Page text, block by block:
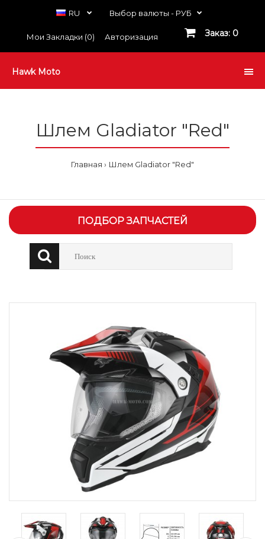
RU Выбор валюты - РУБ
Мои Закладки (0) Авторизация Заказ: 0
Hawk Moto
Шлем Gladiator "Red"
Главная Шлем Gladiator "Red"
ПОДБОР ЗАПЧАСТЕЙ